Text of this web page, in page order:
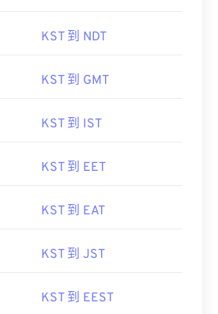
KST 到 NDT
KST 到 GMT
KST 到 IST
KST 到 EET
KST 到 EAT
KST 到 JST
KST 到 EEST